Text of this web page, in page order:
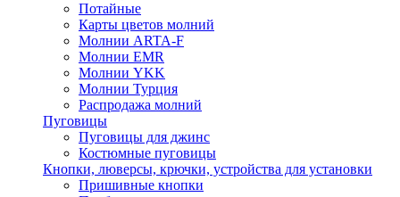
Потайные
Карты цветов молний
Молнии ARTA-F
Молнии EMR
Молнии YKK
Молнии Турция
Распродажа молний
Пуговицы
Пуговицы для джинс
Костюмные пуговицы
Кнопки, люверсы, крючки, устройства для установки
Пришивные кнопки